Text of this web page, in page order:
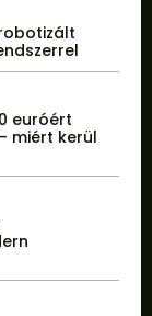
euróért
miért kerül